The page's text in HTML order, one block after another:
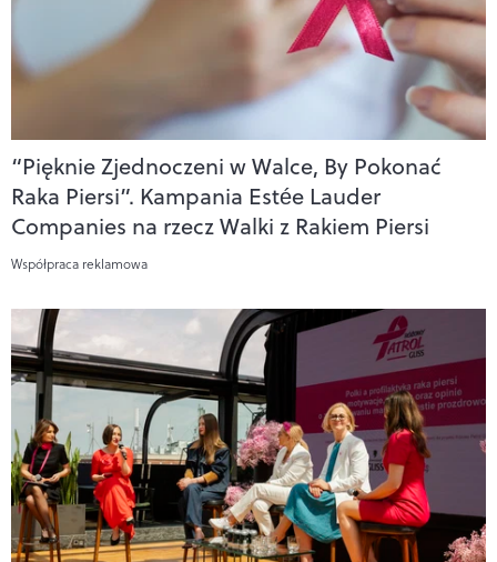
“Pięknie Zjednoczeni w Walce, By Pokonać
Raka Piersi”. Kampania Estée Lauder
Companies na rzecz Walki z Rakiem Piersi
Współpraca reklamowa